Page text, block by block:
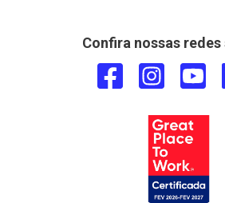
Confira nossas